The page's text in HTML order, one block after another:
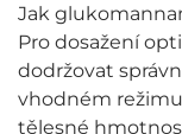
Jak
Pro dosažení
dodržovat
vhodném
tělesné